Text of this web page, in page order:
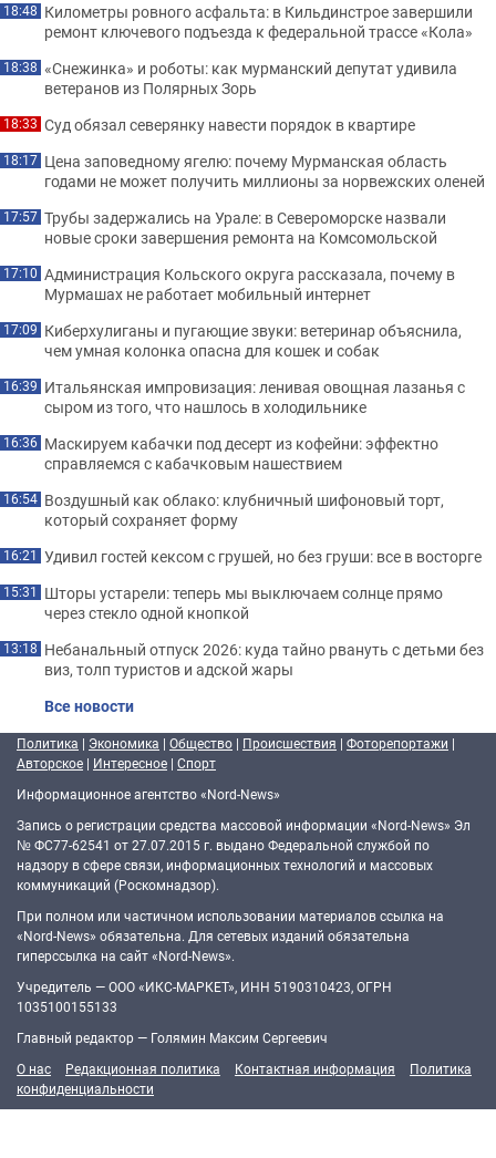
18:48 Километры ровного асфальта: в Кильдинстрое завершили
ремонт ключевого подъезда к федеральной трассе «Кола»
18:38 «Снежинка» и роботы: как мурманский депутат удивила
ветеранов из Полярных Зорь
18:33 Суд обязал северянку навести порядок в квартире
18:17 Цена заповедному ягелю: почему Мурманская область
годами не может получить миллионы за норвежских оленей
17:57 Трубы задержались на Урале: в Североморске назвали
новые сроки завершения ремонта на Комсомольской
17:10 Администрация Кольского округа рассказала, почему в
Мурмашах не работает мобильный интернет
17:09 Киберхулиганы и пугающие звуки: ветеринар объяснила,
чем умная колонка опасна для кошек и собак
16:39 Итальянская импровизация: ленивая овощная лазанья с
сыром из того, что нашлось в холодильнике
16:36 Маскируем кабачки под десерт из кофейни: эффектно
справляемся с кабачковым нашествием
16:54 Воздушный как облако: клубничный шифоновый торт,
который сохраняет форму
16:21 Удивил гостей кексом с грушей, но без груши: все в восторге
15:31 Шторы устарели: теперь мы выключаем солнце прямо
через стекло одной кнопкой
13:18 Небанальный отпуск 2026: куда тайно рвануть с детьми без
виз, толп туристов и адской жары
Все новости
Политика | Экономика | Общество | Происшествия | Фоторепортажи |
Авторское | Интересное | Спорт
Информационное агентство «Nord-News»
Запись о регистрации средства массовой информации «Nord-News» Эл
№ ФС77-62541 от 27.07.2015 г. выдано Федеральной службой по
надзору в сфере связи, информационных технологий и массовых
коммуникаций (Роскомнадзор).
При полном или частичном использовании материалов ссылка на
«Nord-News» обязательна. Для сетевых изданий обязательна
гиперссылка на сайт «Nord-News».
Учредитель — ООО «ИКС-МАРКЕТ», ИНН 5190310423, ОГРН
1035100155133
Главный редактор — Голямин Максим Сергеевич
О нас
Редакционная политика Контактная информация
Политика
конфиденциальности